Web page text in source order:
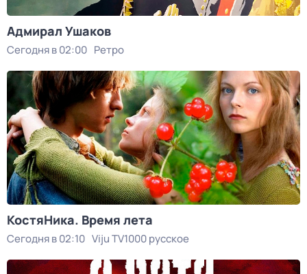
Адмирал Ушаков
Сегодня в 02:00 Ретро
КостяНика. Время лета
Сегодня в 02:10 Viju TV1000 русское